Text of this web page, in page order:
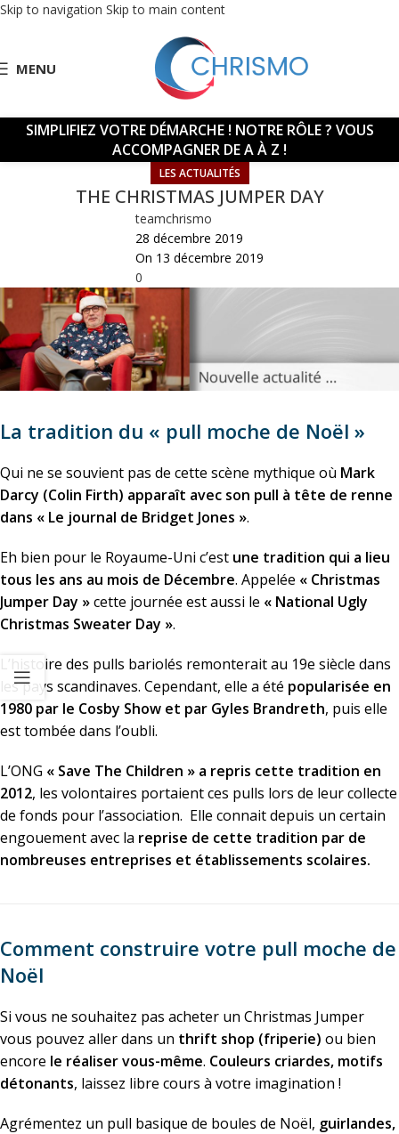
Skip to navigation Skip to main content
MENU
SIMPLIFIEZ VOTRE DÉMARCHE ! NOTRE RÔLE ? VOUS
ACCOMPAGNER DE A À Z !
LES ACTUALITÉS
THE CHRISTMAS JUMPER DAY
teamchrismo
28 décembre 2019
On 13 décembre 2019
0
La tradition du « pull moche de Noël »
Qui ne se souvient pas de cette scène mythique où Mark
Darcy (Colin Firth) apparaît avec son pull à tête de renne
dans « Le journal de Bridget Jones ».
Eh bien pour le Royaume-Uni c’est une tradition qui a lieu
tous les ans au mois de Décembre. Appelée « Christmas
Jumper Day »cette journée est aussi le « National Ugly
Christmas Sweater Day ».
L’histoire des pulls bariolés remonterait au 19e siècle dans
les pays scandinaves. Cependant, elle a été popularisée en
1980 par le Cosby Show et par Gyles Brandreth, puis elle
est tombée dans l’oubli.
L’ONG « Save The Children » a repris cette tradition en
2012, les volontaires portaient ces pulls lors de leur collecte
de fonds pour l’association. Elle connait depuis un certain
engouement avec la reprise de cette tradition par de
nombreuses entreprises et établissements scolaires.
Comment construire votre pull moche de
Noël
Si vous ne souhaitez pas acheter un Christmas Jumper
vous pouvez aller dans un thrift shop (friperie) ou bien
encore le réaliser vous-même. Couleurs criardes, motifs
détonants, laissez libre cours à votre imagination !
Agrémentez un pull basique de boules de Noël, guirlandes,